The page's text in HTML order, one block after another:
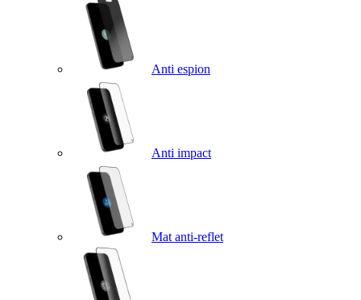
Anti espion
Anti impact
Mat anti-reflet